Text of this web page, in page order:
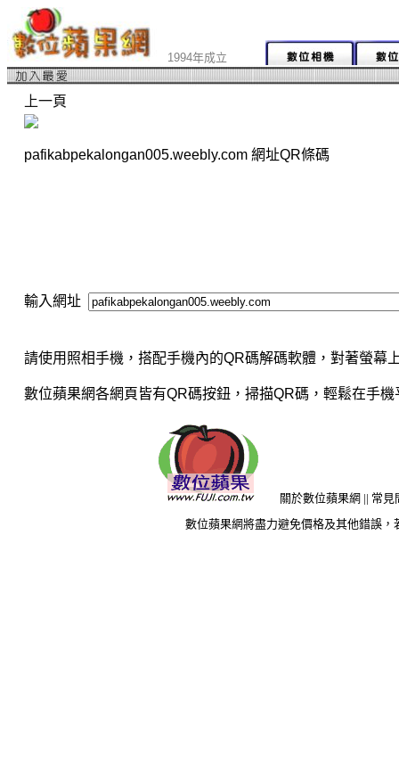
1994年成立
上一頁
pafikabpekalongan005.weebly.com 網址QR條碼
輸入網址
請使用照相手機，搭配手機內的QR碼解碼軟體，對著螢幕
數位蘋果網各網頁皆有QR碼按鈕，掃描QR碼，輕鬆在手
關於數位蘋果網 || 常見
數位蘋果網將盡力避免價格及其他錯誤